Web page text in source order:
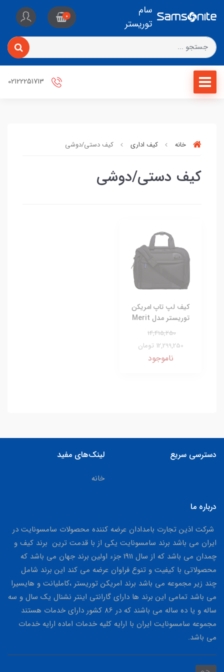
سام
توریستر
0
خانه کیف اداری کیف دستی/دوشی
کیف دستی/دوشی
کیف لپ تاپ امریکن
توریستر مدل Merit
14,415,250
12,299,250 تومان
ناموجود
دسترسی سریع لینک‌های مفید
خانه
درباره ما
شرکت اذین تجارت بامدادان عرضه کننده محصولات سامسونایت در
ایران می باشد برند سامسونایت یکی از با قدمت ترین برند کیف و
چمدان می باشد که از سال 1911 جزء اولین برند جهان می باشد که
محصولاتی با کیفیت و تنوع فراوان عرضه می کند این برند شامل
چند زیر مجموعه می باشد برند امریکن توریستر ،کاملیانت و هایسیرا
می باشد تمامی این برند ها دارای گارانتی اینتر نشنال یک سال و سه
ساله و یا ده ساله می باشند که در 86 کشور دارای خدمات هستند
مجموعه سامسونایت ایران با ارایه کلیه خدمات اماده ارایه خدمات
می باشد.